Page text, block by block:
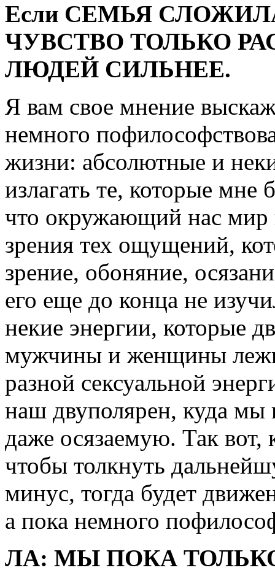
Если СЕМЬЯ
ЧУВСТВО ТОЛЬКО
ЛЮДЕЙ СИЛЬНЕЕ.
Я вам свое мнение
немного
жизни: абсолютные и
излагать те, которые
что окружающий нас мир
зрения тех ощущений,
зрение, обоняние,
его еще до конца не
некие энергии, которые
мужчины и женщины
разной сексуальной
наш двуполярен, куда
даже осязаемую. Так вот,
чтобы толкнуть
минус, тогда будет
а пока немного
ЛА: МЫ ПОКА